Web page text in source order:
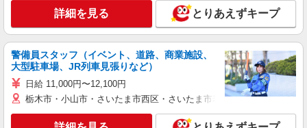
詳細を見る とりあえずキープ
警備員スタッフ（イベント、道路、商業施設、
大型駐車場、JR列車見張りなど）
日給 11,000円〜12,100円
栃木市・小山市・さいたま市西区・さいたま市岩槻区・久喜市・蓮田